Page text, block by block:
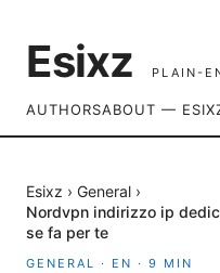
Esixz PLAIN-
AUTHORSABOUT —
Esixz › General ›
Nordvpn indirizzo ip
se fa per te
GENERAL · EN · 9 MIN